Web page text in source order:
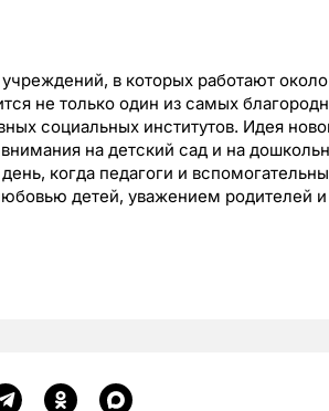
в которых работают около
не только один из самых
социальных институтов. Идея
на детский сад и на
когда педагоги и
детей, уважением родителей и